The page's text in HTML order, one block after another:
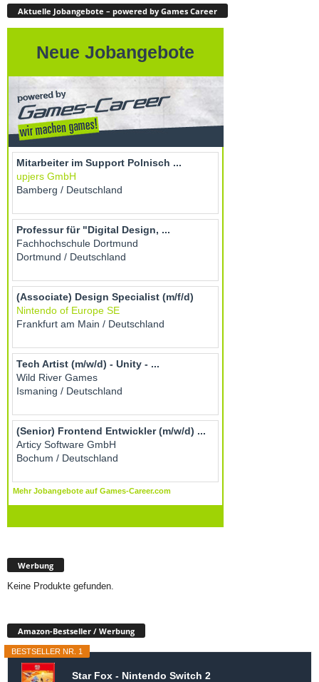
Aktuelle Jobangebote – powered by Games Career
Werbung
Keine Produkte gefunden.
Amazon-Bestseller / Werbung
BESTSELLER NR. 1
Star Fox - Nintendo Switch 2